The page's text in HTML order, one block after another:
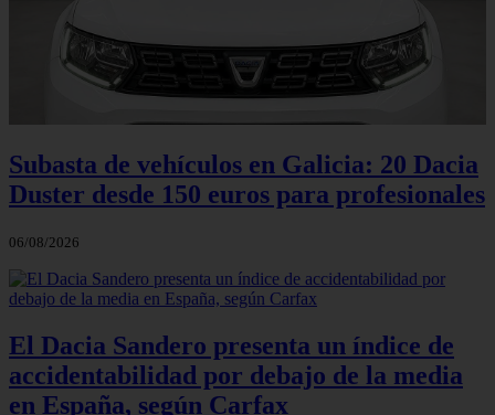
Subasta de vehículos en Galicia: 20 Dacia
Duster desde 150 euros para profesionales
06/08/2026
El Dacia Sandero presenta un índice de
accidentabilidad por debajo de la media
en España, según Carfax